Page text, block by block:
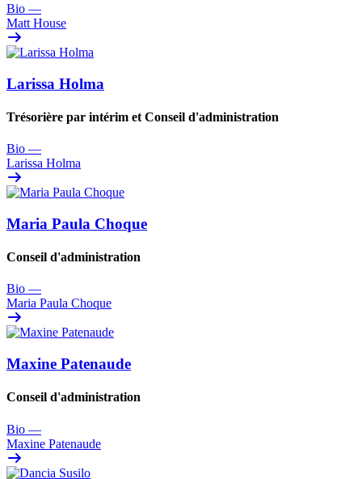
Bio —
Matt House
Larissa Holma
Trésorière par intérim et Conseil d'administration
Bio —
Larissa Holma
Maria Paula Choque
Conseil d'administration
Bio —
Maria Paula Choque
Maxine Patenaude
Conseil d'administration
Bio —
Maxine Patenaude